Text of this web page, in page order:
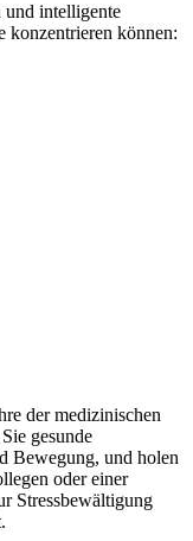
und intelligente
konzentrieren können:
der medizinischen
gesunde
Bewegung, und holen
oder einer
Stressbewältigung